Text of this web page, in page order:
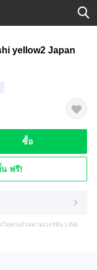
yellow2 Japan
ซื้อ
น ฟรี!
ม่ครบถ้วนตามเวอร์ชัน LINE